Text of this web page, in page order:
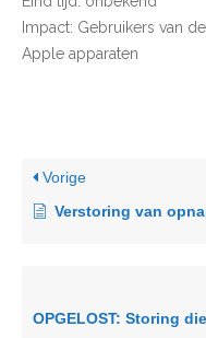
Impact: Gebruikers van
Apple apparaten
Vorige
Verstoring van